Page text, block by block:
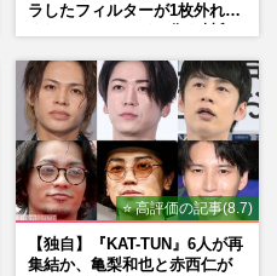
ラしたフィルターが1枚外れて
⭐ 高評価の記事(8.7)
【独自】『KAT-TUN』6人が再
集結か、亀梨和也と赤西仁が